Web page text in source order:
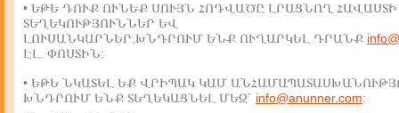
• ԵԹԵ ԴՈՒՔ ՈՒՆԵՔ ՍՈՒՅՆ ՀՈԴՎԱԾԸ ԼՐԱՑՆՈՂ ՀԱՎԱՍՏԻ
ՏԵՂԵԿՈՒԹՅՈՒՆՆԵՐ ԵՎ
ԼՈՒՍԱՆԿԱՐՆԵՐ,ԽՆԴՐՈՒՄ ԵՆՔ ՈՒՂԱՐԿԵԼ ԴՐԱՆՔ
ԷԼ. ՓՈՍՏԻՆ:
• ԵԹԵ ՆԿԱՏԵԼ ԵՔ ՎՐԻՊԱԿ ԿԱՄ
ԽՆԴՐՈՒՄ ԵՆՔ ՏԵՂԵԿԱՑՆԵԼ ՄԵԶ` info@anunner.com: